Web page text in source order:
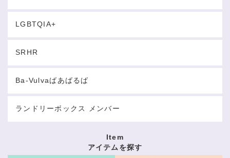
LGBTQIA+
SRHR
Ba-Vulvaばあばるば
ランドリーボックス メンバー
Item
アイテムを探す